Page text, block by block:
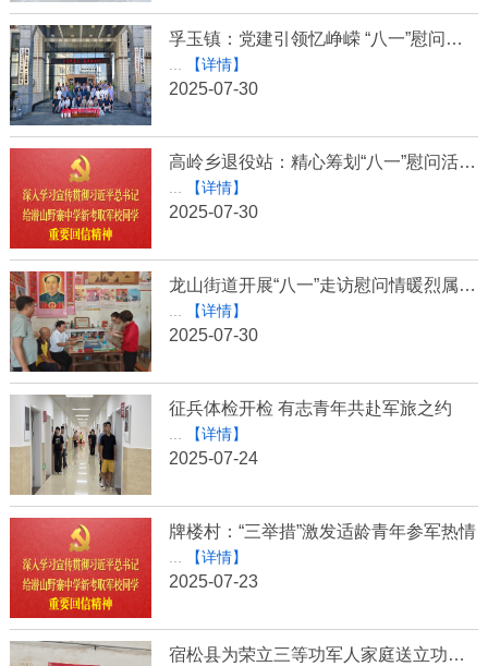
孚玉镇：党建引领忆峥嵘 “八一”慰问暖军心
【详情】
2025-07-30
高岭乡退役站：精心筹划“八一”慰问活动 情暖退役军人
【详情】
2025-07-30
龙山街道开展“八一”走访慰问情暖烈属活动
【详情】
2025-07-30
征兵体检开检 有志青年共赴军旅之约
【详情】
2025-07-24
牌楼村：“三举措”激发适龄青年参军热情
【详情】
2025-07-23
宿松县为荣立三等功军人家庭送立功喜报